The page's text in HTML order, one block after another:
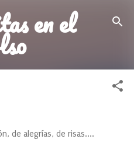
principalen el
de alegrías, de risas....